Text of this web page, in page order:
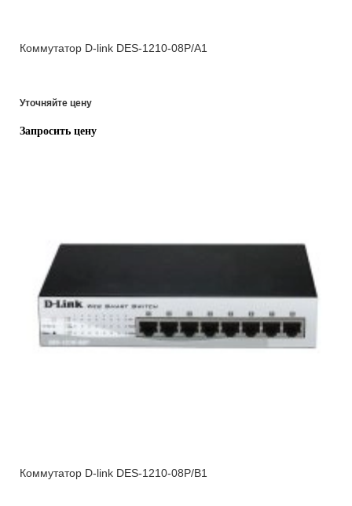
Коммутатор D-link DES-1210-08P/A1
Уточняйте цену
Запросить цену
Коммутатор D-link DES-1210-08P/B1